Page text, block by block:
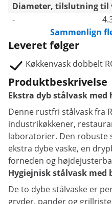
Diameter, tilslutning til
-
Sammenlign
Leveret følger
Køkkenvask dobbelt
Produktbeskrivelse
Ekstra dyb stålvask med
Denne rustfri stålvask fra
industrikøkkener,
laboratorier. Den robuste
ekstra dybe vaske, en
forneden og
Hygiejnisk stålvask med
De to dybe stålvaske er
gryder, pander og